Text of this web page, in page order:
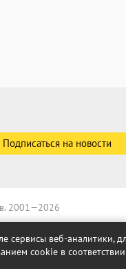
2001—2026
сервисы веб-аналитики,
cookie в